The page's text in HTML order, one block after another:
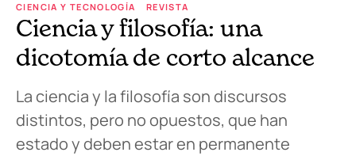
CIENCIA Y TECNOLOGÍA REVISTA
Ciencia y filosofía: una
dicotomía de corto alcance
La ciencia y la filosofía son discursos
distintos, pero no opuestos, que han
estado y deben estar en permanente